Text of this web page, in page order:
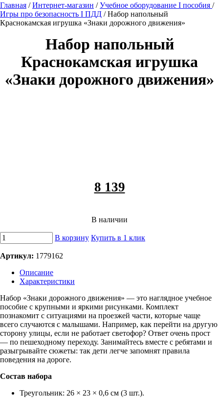
Главная /Интернет-магазин /Учебное оборудование I пособия /
Игры про безопасность I ПДД /Набор напольный
Краснокамская игрушка «Знаки дорожного движения»
Набор напольный
Краснокамская игрушка
«Знаки дорожного движения»
8 139
В наличии
В корзину Купить в 1 клик
Артикул: 1779162
Описание
Характеристики
Набор «Знаки дорожного движения» — это наглядное учебное
пособие с крупными и яркими рисунками. Комплект
познакомит с ситуациями на проезжей части, которые чаще
всего случаются с малышами. Например, как перейти на другую
сторону улицы, если не работает светофор? Ответ очень прост
— по пешеходному переходу. Занимайтесь вместе с ребятами и
разыгрывайте сюжеты: так дети легче запомнят правила
поведения на дороге.
Состав набора
Треугольник: 26 × 23 × 0,6 см (3 шт.).